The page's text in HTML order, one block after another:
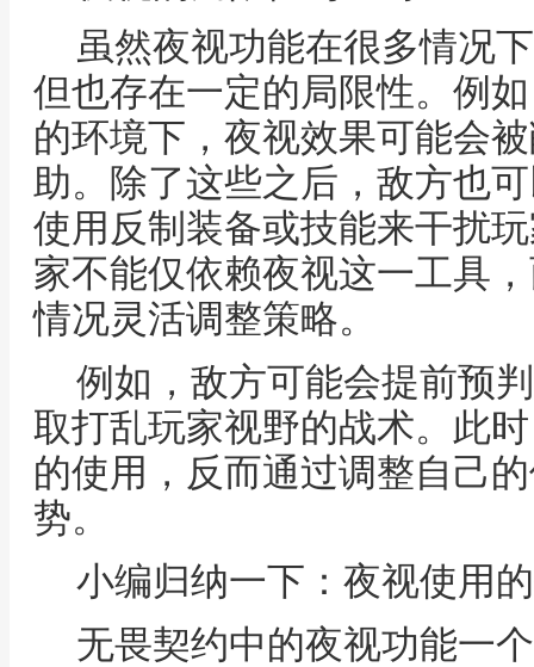
虽然夜视功能在很多情况
但也存在一定的局限性。例
的环境下，夜视效果可能会
助。除了这些之后，敌方也
使用反制装备或技能来干扰
家不能仅依赖夜视这一工具
情况灵活调整策略。
例如，敌方可能会提前预
取打乱玩家视野的战术。此
的使用，反而通过调整自己
势。
小编归纳一下：夜视使用
无畏契约中的夜视功能一